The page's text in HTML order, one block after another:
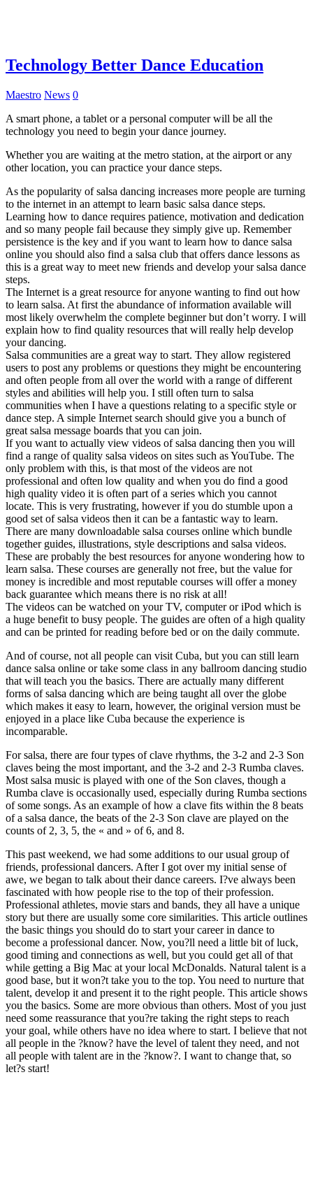
Technology Better Dance Education
Maestro News 0
A smart phone, a tablet or a personal computer will be all the
technology you need to begin your dance journey.
Whether you are waiting at the metro station, at the airport or any
other location, you can practice your dance steps.
As the popularity of salsa dancing increases more people are turning
to the internet in an attempt to learn basic salsa dance steps.
Learning how to dance requires patience, motivation and dedication
and so many people fail because they simply give up. Remember
persistence is the key and if you want to learn how to dance salsa
online you should also find a salsa club that offers dance lessons as
this is a great way to meet new friends and develop your salsa dance
steps.
The Internet is a great resource for anyone wanting to find out how
to learn salsa. At first the abundance of information available will
most likely overwhelm the complete beginner but don’t worry. I will
explain how to find quality resources that will really help develop
your dancing.
Salsa communities are a great way to start. They allow registered
users to post any problems or questions they might be encountering
and often people from all over the world with a range of different
styles and abilities will help you. I still often turn to salsa
communities when I have a questions relating to a specific style or
dance step. A simple Internet search should give you a bunch of
great salsa message boards that you can join.
If you want to actually view videos of salsa dancing then you will
find a range of quality salsa videos on sites such as YouTube. The
only problem with this, is that most of the videos are not
professional and often low quality and when you do find a good
high quality video it is often part of a series which you cannot
locate. This is very frustrating, however if you do stumble upon a
good set of salsa videos then it can be a fantastic way to learn.
There are many downloadable salsa courses online which bundle
together guides, illustrations, style descriptions and salsa videos.
These are probably the best resources for anyone wondering how to
learn salsa. These courses are generally not free, but the value for
money is incredible and most reputable courses will offer a money
back guarantee which means there is no risk at all!
The videos can be watched on your TV, computer or iPod which is
a huge benefit to busy people. The guides are often of a high quality
and can be printed for reading before bed or on the daily commute.
And of course, not all people can visit Cuba, but you can still learn
dance salsa online or take some class in any ballroom dancing studio
that will teach you the basics. There are actually many different
forms of salsa dancing which are being taught all over the globe
which makes it easy to learn, however, the original version must be
enjoyed in a place like Cuba because the experience is
incomparable.
For salsa, there are four types of clave rhythms, the 3-2 and 2-3 Son
claves being the most important, and the 3-2 and 2-3 Rumba claves.
Most salsa music is played with one of the Son claves, though a
Rumba clave is occasionally used, especially during Rumba sections
of some songs. As an example of how a clave fits within the 8 beats
of a salsa dance, the beats of the 2-3 Son clave are played on the
counts of 2, 3, 5, the « and » of 6, and 8.
This past weekend, we had some additions to our usual group of
friends, professional dancers. After I got over my initial sense of
awe, we began to talk about their dance careers. I?ve always been
fascinated with how people rise to the top of their profession.
Professional athletes, movie stars and bands, they all have a unique
story but there are usually some core similarities. This article outlines
the basic things you should do to start your career in dance to
become a professional dancer. Now, you?ll need a little bit of luck,
good timing and connections as well, but you could get all of that
while getting a Big Mac at your local McDonalds. Natural talent is a
good base, but it won?t take you to the top. You need to nurture that
talent, develop it and present it to the right people. This article shows
you the basics. Some are more obvious than others. Most of you just
need some reassurance that you?re taking the right steps to reach
your goal, while others have no idea where to start. I believe that not
all people in the ?know? have the level of talent they need, and not
all people with talent are in the ?know?. I want to change that, so
let?s start!